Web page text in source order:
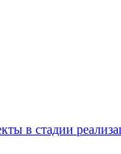
в стадии